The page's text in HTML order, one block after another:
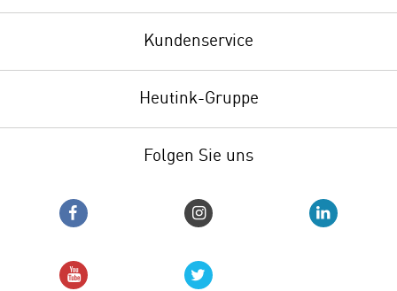
Kundenservice
Heutink-Gruppe
Folgen Sie uns